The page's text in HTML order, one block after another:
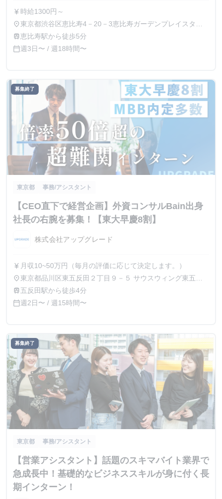
currency_yen 時給1300円～
place東京都渋谷区恵比寿4－20－3恵比寿ガーデンプレイスタワ
ー15F、21F
train恵比寿駅から徒歩5分
calendar_today週3日〜 / 週18時間〜
募集終了
東京都 事務/アシスタント
【CEO直下で経営企画】外資コンサルBain出身
社長の右腕を募集！【東大早慶8割】
株式会社アップグレード
currency_yen 月収10~50万円（毎月の評価に応じて決定します。）
place東京都品川区東五反田２丁目９－５ サウスウィング東五反
田５階
train 五反田駅から徒歩4分
calendar_today週2日〜 / 週15時間〜
募集終了
東京都 事務/アシスタント
【営業アシスタント】話題のスキマバイト業界で
急成長中！基礎的なビジネススキルが身に付く長
期インターン！